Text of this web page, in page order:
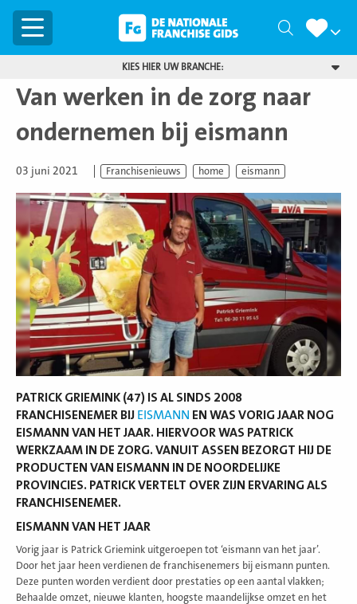
Menu Zoeken
KIES HIER UW BRANCHE:
Van werken in de zorg naar
ondernemen bij eismann
03 juni 2021 Franchisenieuws home eismann
PATRICK GRIEMINK (47) IS AL SINDS 2008
FRANCHISENEMER BIJ EISMANN EN WAS VORIG JAAR NOG
EISMANN VAN HET JAAR. HIERVOOR WAS PATRICK
WERKZAAM IN DE ZORG. VANUIT ASSEN BEZORGT HIJ DE
PRODUCTEN VAN EISMANN IN DE NOORDELIJKE
PROVINCIES. PATRICK VERTELT OVER ZIJN ERVARING ALS
FRANCHISENEMER.
EISMANN VAN HET JAAR
Vorig jaar is Patrick Griemink uitgeroepen tot ‘eismann van het jaar’.
Door het jaar heen verdienen de franchisenemers bij eismann punten.
Deze punten worden verdient door prestaties op een aantal vlakken;
Behaalde omzet, nieuwe klanten, hoogste maandelijkse omzet en het